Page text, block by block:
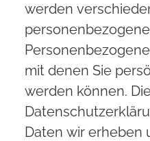
werden
mit denen Sie
werden können.
Daten wir erheben